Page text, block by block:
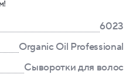
6023
Organic Oil Professional
Сыворотки для волос